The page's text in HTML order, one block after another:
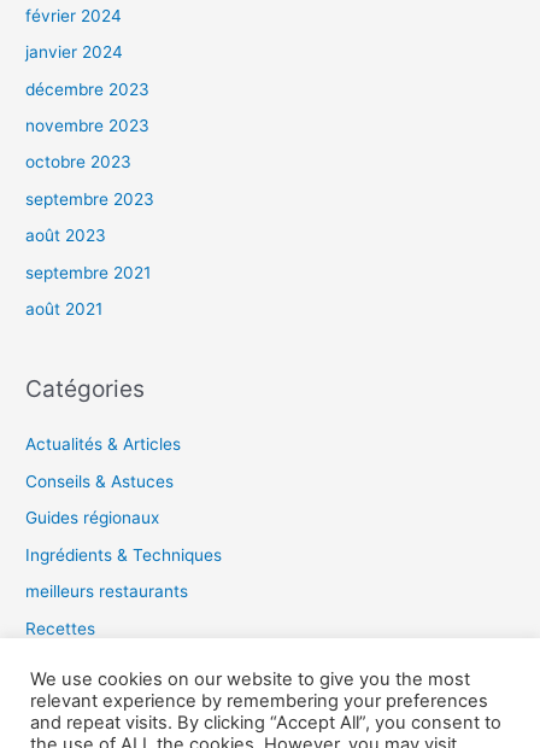
février 2024
janvier 2024
décembre 2023
novembre 2023
octobre 2023
septembre 2023
août 2023
septembre 2021
août 2021
Catégories
Actualités & Articles
Conseils & Astuces
Guides régionaux
Ingrédients & Techniques
meilleurs restaurants
Recettes
We use cookies on our website to give you the most
relevant experience by remembering your preferences
and repeat visits. By clicking “Accept All”, you consent to